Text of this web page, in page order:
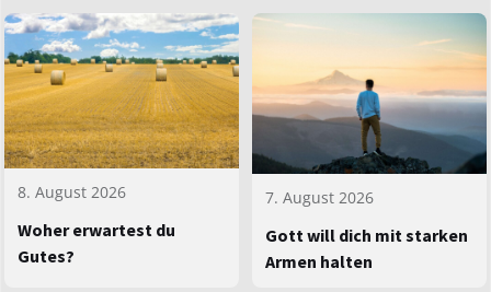
8. August 2026
Woher erwartest du
Gutes?
7. August 2026
Gott will dich mit starken
Armen halten